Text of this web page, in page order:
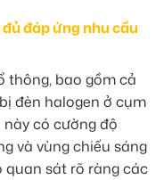
đáp ứng nhu cầu
thông, bao gồm cả
đèn halogen ở cụm
có cường độ
và vùng chiếu sáng
quan sát rõ ràng các